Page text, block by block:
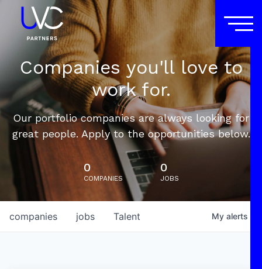
Companies you'll love to
work for.
Our portfolio companies are always looking for
great people. Apply to the opportunities below.
0
COMPANIES
0
JOBS
jobs
companies Talent My alerts